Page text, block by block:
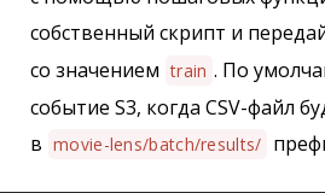
собственный скрипт и
со значением train . По
событие S3, когда CSV-файл
в movie-lens/batch/results/